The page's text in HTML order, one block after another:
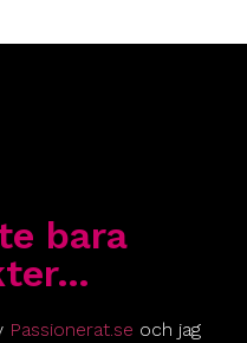
bara
Passionerat.se och jag